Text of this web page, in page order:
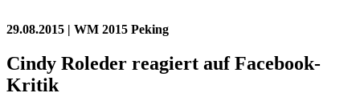
29.08.2015 | WM 2015 Peking
Cindy Roleder reagiert auf Facebook-
Kritik